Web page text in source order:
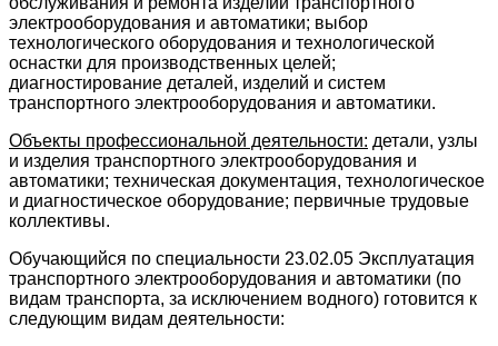
электрооборудования и автоматики; выбор
технологического оборудования и технологической
оснастки для производственных целей;
диагностирование деталей, изделий и систем
транспортного электрооборудования и автоматики.
Объекты профессиональной деятельности: детали, узлы
и изделия транспортного электрооборудования и
автоматики; техническая документация, технологическое
и диагностическое оборудование; первичные трудовые
коллективы.
Обучающийся по специальности 23.02.05 Эксплуатация
транспортного электрооборудования и автоматики (по
видам транспорта, за исключением водного) готовится к
следующим видам деятельности: